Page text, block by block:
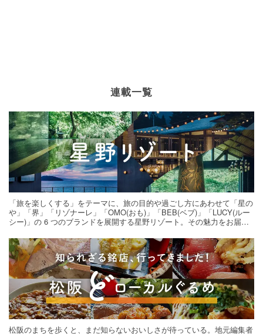
連載一覧
「旅を楽しくする」をテーマに、旅の目的や過ごし方にあわせて「星の
や」「界」「リゾナーレ」「OMO(おも)」「BEB(ベブ)」「LUCY(ルー
シー)」の 6 つのブランドを展開する星野リゾート。その魅力をお届け
松阪のまちを歩くと、まだ知らないおいしさが待っている。地元編集者